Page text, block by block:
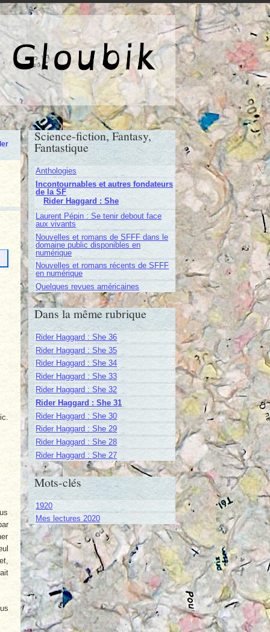
de Gloubik
Science-fiction, Fantasy,
Fantastique
Anthologies
Incontournables et autres fondateurs
de la SF
Rider Haggard : She
Laurent Pépin : Se tenir debout face
aux vivants
Nouvelles et romans de SFFF dans le
domaine public disponibles en
numérique
Nouvelles et romans récents de SFFF
en numérique
Quelques revues américaines
Dans la même rubrique
Rider Haggard : She 36
Rider Haggard : She 35
Rider Haggard : She 34
Rider Haggard : She 33
Rider Haggard : She 32
Rider Haggard : She 31
Rider Haggard : She 30
Rider Haggard : She 29
Rider Haggard : She 28
Rider Haggard : She 27
Mots-clés
1920
Mes lectures 2020